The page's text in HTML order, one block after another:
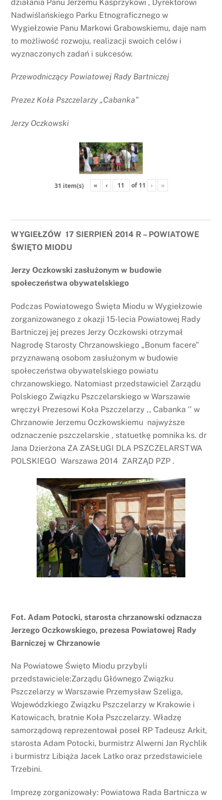
działania Panu Jerzemu Kasprzykowi , Dyrektorowi
Nadwiślańskiego Parku Etnograficznego w
Wygiełzowie Panu Markowi Grabowskiemu, daje nam
to możliwość rozwoju, realizacji swoich celów i
wyznaczonych zadań i sukcesów.
Przewodniczący Powiatowej Rady Bartniczej
Prezez Koła Pszczelarzy „Cabanka”
Jerzy Oczkowski
31 item(s) « ‹ of 11 › »
WYGIEŁZÓW 17 SIERPIEŃ 2014 R – POWIATOWE
ŚWIĘTO MIODU
Jerzy Oczkowski zasłużonym w budowie
społeczeństwa obywatelskiego
Podczas Powiatowego Święta Miodu w Wygiełzowie
zorganizowanego z okazji 15-lecia Powiatowej Rady
Bartniczej jej prezes Jerzy Oczkowski otrzymał
Nagrodę Starosty Chrzanowskiego „Bonum facere”
przyznawaną osobom zasłużonym w budowie
społeczeństwa obywatelskiego powiatu
chrzanowskiego. Natomiast przedstawiciel Zarządu
Polskiego Związku Pszczelarskiego w Warszawie
wręczył Prezesowi Koła Pszczelarzy ,, Cabanka ‘’ w
Chrzanowie Jerzemu Oczkowskiemu najwyższe
odznaczenie pszczelarskie , statuetkę pomnika ks. dr
Jana Dzierżona ZA ZASŁUGI DLA PSZCZELARSTWA
POLSKIEGO Warszawa 2014 ZARZĄD PZP .
Fot. Adam Potocki, starosta chrzanowski odznacza
Jerzego Oczkowskiego, prezesa Powiatowej Rady
Barniczej w Chrzanowie
Na Powiatowe Święto Miodu przybyli
przedstawiciele:Zarządu Głównego Związku
Pszczelarzy w Warszawie Przemysław Szeliga,
Wojewódzkiego Związku Pszczelarzy w Krakowie i
Katowicach, bratnie Koła Pszczelarzy. Władzę
samorządową reprezentował poseł RP Tadeusz Arkit,
starosta Adam Potocki, burmistrz Alwerni Jan Rychlik
i burmistrz Libiąża Jacek Latko oraz przedstawiciele
Trzebini.
Imprezę zorganizowały: Powiatowa Rada Bartnicza w